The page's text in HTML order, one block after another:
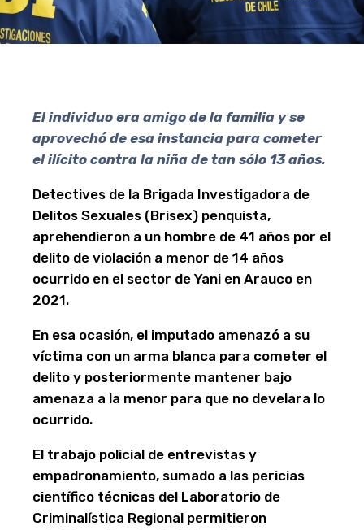
El individuo era amigo de la familia y se
aprovechó de esa instancia para cometer
el ilícito contra la niña de tan sólo 13 años.
Detectives de la Brigada Investigadora de
Delitos Sexuales (Brisex) penquista,
aprehendieron a un hombre de 41 años por el
delito de violación a menor de 14 años
ocurrido en el sector de Yani en Arauco en
2021.
En esa ocasión, el imputado amenazó a su
víctima con un arma blanca para cometer el
delito y posteriormente mantener bajo
amenaza a la menor para que no develara lo
ocurrido.
El trabajo policial de entrevistas y
empadronamiento, sumado a las pericias
científico técnicas del Laboratorio de
Criminalística Regional permitieron